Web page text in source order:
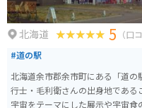
北海道 5 （口
#道の駅
北海道余市郡余市町にある「道
行士・毛利衛さんの出身地である
宇宙をテーマにした展示や宇宙